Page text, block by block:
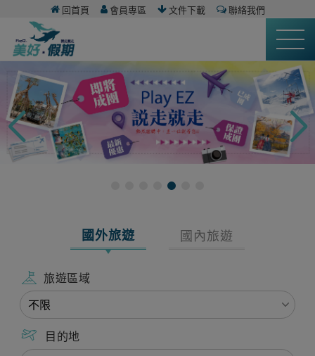
回首頁 會員專區 文件下載 聯絡我們
國外旅遊 國內旅遊
旅遊區域
目的地